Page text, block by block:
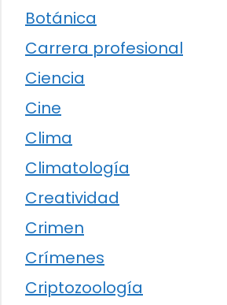
Botánica
Carrera profesional
Ciencia
Cine
Clima
Climatología
Creatividad
Crimen
Crímenes
Criptozoología